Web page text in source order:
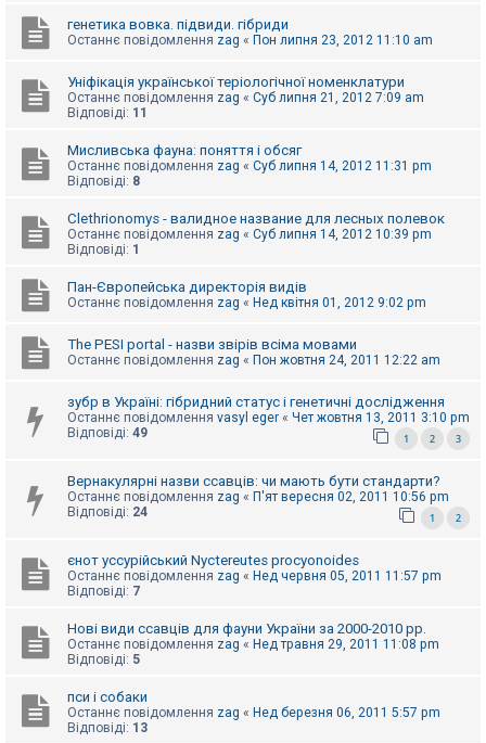
п
в
д
к
и
н
т
м
м
г
генетика вовка. підвиди. гібриди
Останнє повідомлення zag « Пон липня 23, 2012 11:10 am
Уніфікація української теріологічної номенклатури
Останнє повідомлення zag « Суб липня 21, 2012 7:09 am
Відповіді: 11
Мисливська фауна: поняття і обсяг
Останнє повідомлення zag « Суб липня 14, 2012 11:31 pm
Відповіді: 8
Clethrionomys - валидное название для лесных полевок
Останнє повідомлення zag « Суб липня 14, 2012 10:39 pm
Відповіді: 1
Пан-Європейська директорія видів
Останнє повідомлення zag « Нед квітня 01, 2012 9:02 pm
The PESI portal - назви звірів всіма мовами
Останнє повідомлення zag « Пон жовтня 24, 2011 12:22 am
зубр в Україні: гібридний статус і генетичні дослідження
Останнє повідомлення vasyl eger « Чет жовтня 13, 2011 3:10 pm
Відповіді: 49 1 2 3
Вернакулярні назви ссавців: чи мають бути стандарти?
Останнє повідомлення zag « П'ят вересня 02, 2011 10:56 pm
Відповіді: 24 1 2
єнот уссурійський Nyctereutes procyonoides
Останнє повідомлення zag « Нед червня 05, 2011 11:57 pm
Відповіді: 7
Нові види ссавців для фауни України за 2000-2010 рр.
Останнє повідомлення zag « Нед травня 29, 2011 11:08 pm
Відповіді: 5
пси і собаки
Останнє повідомлення zag « Нед березня 06, 2011 5:57 pm
Відповіді: 13